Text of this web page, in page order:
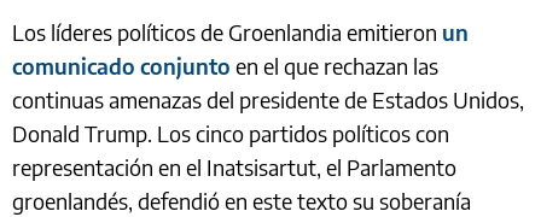
Los líderes políticos de Groenlandia emitieron un
comunicado conjunto en el que rechazan las
continuas amenazas del presidente de Estados Unidos,
Donald Trump. Los cinco partidos políticos con
representación en el Inatsisartut, el Parlamento
groenlandés, defendió en este texto su soberanía